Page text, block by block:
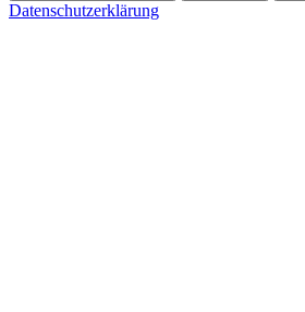
Datenschutzerklärung